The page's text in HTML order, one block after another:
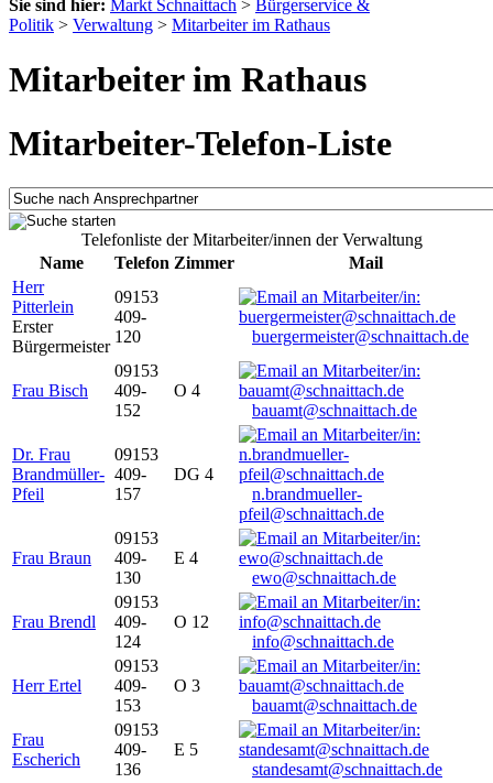
Sie sind hier: Markt Schnaittach > Bürgerservice &
Politik > Verwaltung > Mitarbeiter im Rathaus
Mitarbeiter im Rathaus
Mitarbeiter-Telefon-Liste
Telefonliste der Mitarbeiter/innen der Verwaltung
Name
Telefon Zimmer
Mail
Herr
Pitterlein
Erster
Bürgermeister
09153
409-
120
buergermeister@schnaittach.de
Frau Bisch
09153
409-
152
O 4
bauamt@schnaittach.de
Dr. Frau
Brandmüller-
Pfeil
09153
409-
157
DG 4
n.brandmueller-
pfeil@schnaittach.de
Frau Braun
09153
409-
130
E 4
ewo@schnaittach.de
Frau Brendl
09153
409-
124
O 12
info@schnaittach.de
Herr Ertel
09153
409-
153
O 3
bauamt@schnaittach.de
Frau
Escherich
09153
409-
136
E 5
standesamt@schnaittach.de